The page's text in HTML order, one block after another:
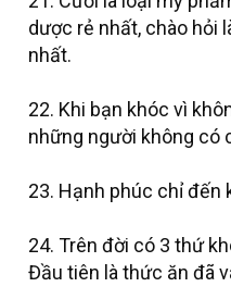
dược rẻ nhất, chào hỏi
nhất.
22. Khi bạn khóc vì
những người không có
23. Hạnh phúc chỉ đến
24. Trên đời có 3 thứ
Đầu tiên là thức ăn đã